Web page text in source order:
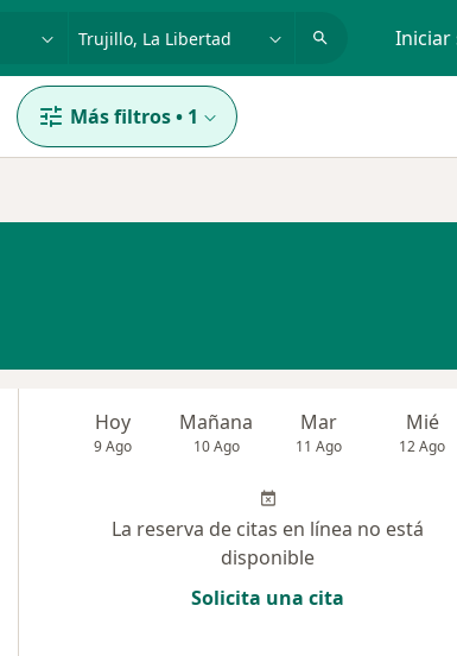
Iniciar
Más filtros• 1
Hoy
9 Ago
Mañana
10 Ago
Mar
11 Ago
Mié
12 Ago
La reserva de citas en línea no está
disponible
Solicita una cita